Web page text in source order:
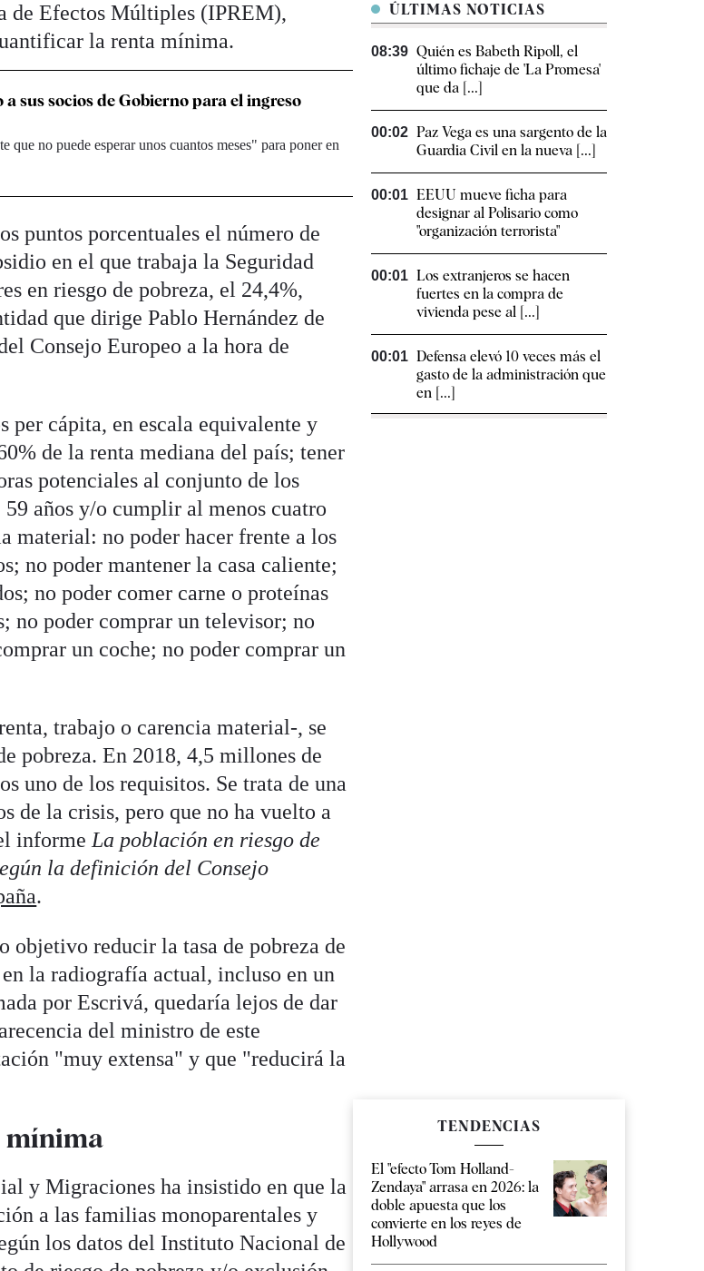
de Efectos Múltiples (IPREM),
la renta mínima.
sus socios de Gobierno para el ingreso
que no puede esperar unos cuantos meses" para poner en
puntos porcentuales el número de
en el que trabaja la Seguridad
en riesgo de pobreza, el 24,4%,
que dirige Pablo Hernández de
Consejo Europeo a la hora de
per cápita, en escala equivalente y
de la renta mediana del país; tener
potenciales al conjunto de los
años y/o cumplir al menos cuatro
material: no poder hacer frente a los
no poder mantener la casa caliente;
no poder comer carne o proteínas
no poder comprar un televisor; no
un coche; no poder comprar un
trabajo o carencia material-, se
pobreza. En 2018, 4,5 millones de
uno de los requisitos. Se trata de una
de la crisis, pero que no ha vuelto a
informe La población en riesgo de
la definición del Consejo
.
objetivo reducir la tasa de pobreza de
en la radiografía actual, incluso en un
por Escrivá, quedaría lejos de dar
del ministro de este
"muy extensa" y que "reducirá la
mínima
y Migraciones ha insistido en que la
a las familias monoparentales y
los datos del Instituto Nacional de
ÚLTIMAS NOTICIAS
08:39 Quién es Babeth Ripoll, el
último fichaje de 'La Promesa'
que da [...]
00:02 Paz Vega es una sargento de la
Guardia Civil en la nueva [...]
00:01 EEUU mueve ficha para
designar al Polisario como
"organización terrorista"
00:01 Los extranjeros se hacen
fuertes en la compra de
vivienda pese al [...]
00:01 Defensa elevó 10 veces más el
gasto de la administración que
en [...]
TENDENCIAS
El "efecto Tom Holland-
Zendaya" arrasa en 2026: la
doble apuesta que los
convierte en los reyes de
Hollywood